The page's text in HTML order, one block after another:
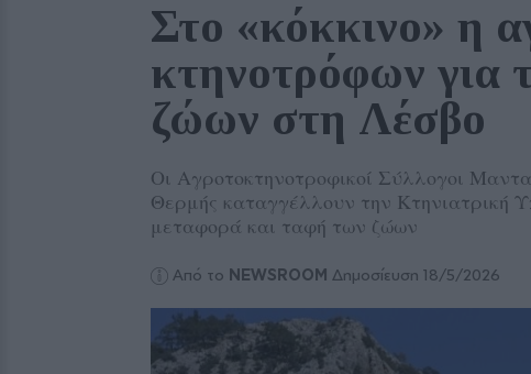
Στο «κόκκινο» η
κτηνοτρόφων για
ζώων στη Λέσβο
Οι Αγροτοκτηνοτροφικοί Σύλλογοι
Θερμής καταγγέλλουν την Κτηνιατρική
μεταφορά και ταφή των ζώων
Από το NEWSROOM Δημοσίευση 18/5/2026